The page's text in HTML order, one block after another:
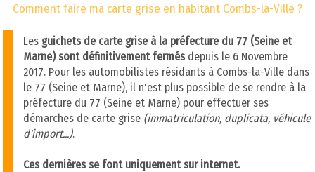
Comment faire ma carte grise en habitant Combs-la-Ville ?
Les guichets de carte grise à la préfecture du 77 (Seine et
Marne) sont définitivement fermésdepuis le 6 Novembre
2017. Pour les automobilistes résidants à Combs-la-Ville dans
le 77 (Seine et Marne), il n'est plus possible de se rendre à la
préfecture du 77 (Seine et Marne) pour effectuer ses
démarches de carte grise (immatriculation, duplicata, véhicule
d'import...).
Ces dernières se font uniquement sur internet.